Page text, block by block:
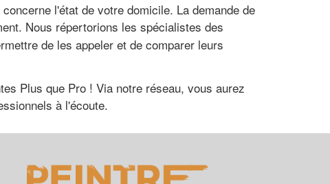
l'état de votre domicile. La demande de
Nous répertorions les spécialistes des
de les appeler et de comparer leurs
Plus que Pro ! Via notre réseau, vous aurez
à l'écoute.